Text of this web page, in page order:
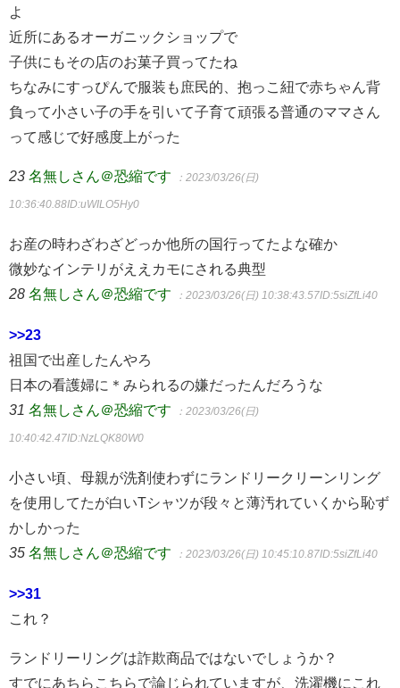
よ
近所にあるオーガニックショップで
子供にもその店のお菓子買ってたね
ちなみにすっぴんで服装も庶民的、抱っこ紐で赤ちゃん背
負って小さい子の手を引いて子育て頑張る普通のママさん
って感じで好感度上がった
23 名無しさん＠恐縮です ：2023/03/26(日)
10:36:40.88ID:uWILO5Hy0
お産の時わざわざどっか他所の国行ってたよな確か
微妙なインテリがええカモにされる典型
28 名無しさん＠恐縮です ：2023/03/26(日) 10:38:43.57ID:5siZfLi40
>>23
祖国で出産したんやろ
日本の看護婦に＊みられるの嫌だったんだろうな
31 名無しさん＠恐縮です ：2023/03/26(日)
10:40:42.47ID:NzLQK80W0
小さい頃、母親が洗剤使わずにランドリークリーンリング
を使用してたが白いTシャツが段々と薄汚れていくから恥ず
かしかった
35 名無しさん＠恐縮です ：2023/03/26(日) 10:45:10.87ID:5siZfLi40
>>31
これ？
ランドリーリングは詐欺商品ではないでしょうか？
すでにあちらこちらで論じられていますが、洗濯機にこれ